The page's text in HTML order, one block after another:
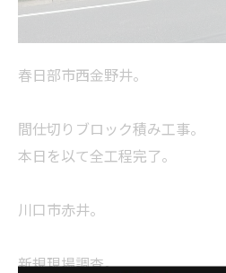
春日部市西金野井。
間仕切りブロック積み工事。
本日を以て全工程完了。
川口市赤井。
新規現場調査。